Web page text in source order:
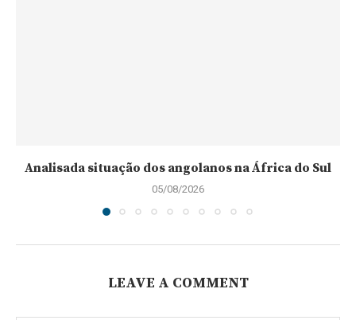
Analisada situação dos angolanos na África do Sul
05/08/2026
LEAVE A COMMENT